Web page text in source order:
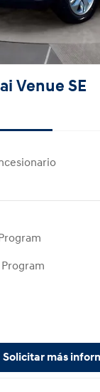
Venue SE
Solicitar más